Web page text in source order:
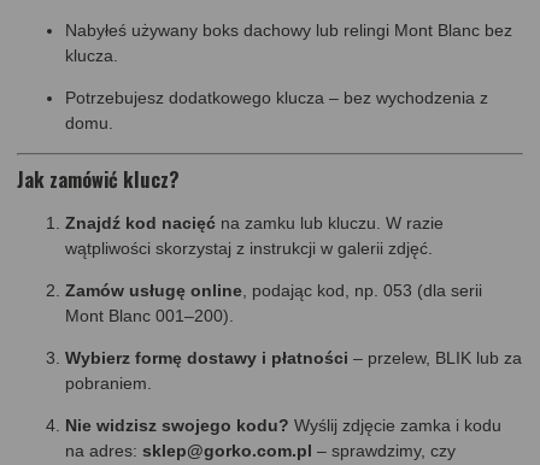
Nabyłeś używany boks dachowy lub relingi Mont Blanc bez
klucza.
Potrzebujesz dodatkowego klucza – bez wychodzenia z
domu.
Jak zamówić klucz?
Znajdź kod nacięć na zamku lub kluczu. W razie
wątpliwości skorzystaj z instrukcji w galerii zdjęć.
Zamów usługę online, podając kod, np. 053 (dla serii
Mont Blanc 001–200).
Wybierz formę dostawy i płatności – przelew, BLIK lub za
pobraniem.
Nie widzisz swojego kodu? Wyślij zdjęcie zamka i kodu
na adres: sklep@gorko.com.pl – sprawdzimy, czy